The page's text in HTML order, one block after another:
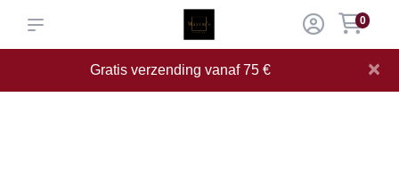
0
Gratis verzending vanaf 75 € ×